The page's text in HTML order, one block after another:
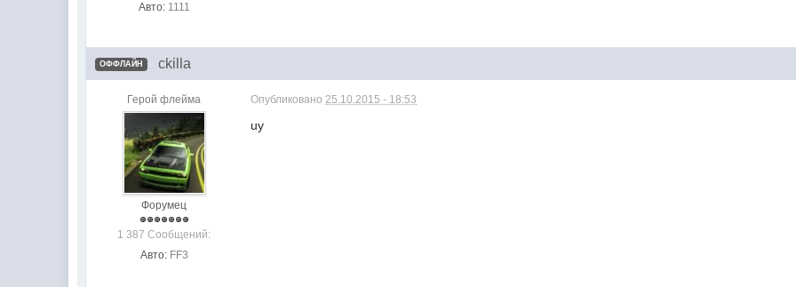
Авто: 1111
ОФФЛАЙН ckilla
Герой флейма
Форумец
1 387 Сообщений:
Авто: FF3
Опубликовано25.10.2015 - 18:53
uy